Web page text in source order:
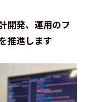
開発、運用のフ
推進します